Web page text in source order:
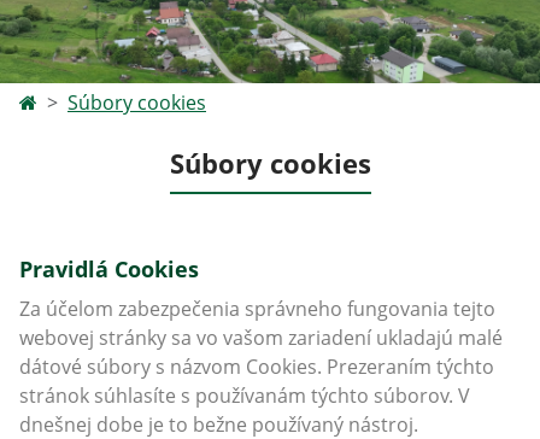
Súbory cookies
Súbory cookies
Pravidlá Cookies
Za účelom zabezpečenia správneho fungovania tejto
webovej stránky sa vo vašom zariadení ukladajú malé
dátové súbory s názvom Cookies. Prezeraním týchto
stránok súhlasíte s používanám týchto súborov. V
dnešnej dobe je to bežne používaný nástroj.